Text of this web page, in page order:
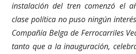
instalación del tren comenzó el
clase política no puso ningún
Compañía Belga de Ferrocarriles
tanto que a la inauguración,